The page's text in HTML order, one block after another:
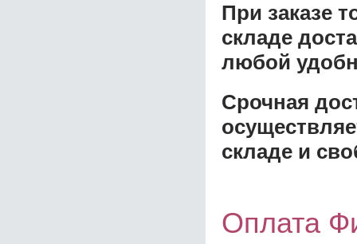
При заказе
складе
любой
Срочная
складе и
Оплата